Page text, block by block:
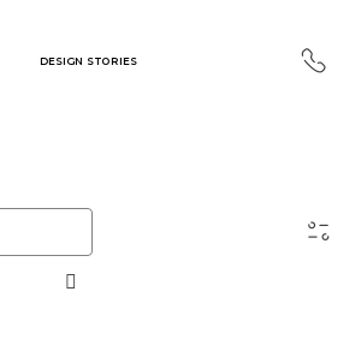
DESIGN STORIES